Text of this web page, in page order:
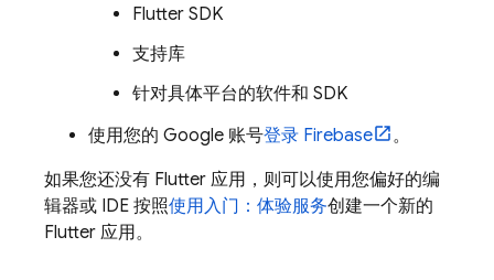
Flutter SDK
支持库
针对具体平台的软件和 SDK
使用您的 Google 账号登录 Firebase
。
如果您还没有 Flutter 应用，则可以使用您偏好的编
辑器或 IDE 按照使用入门：体验服务创建一个新的
Flutter 应用。